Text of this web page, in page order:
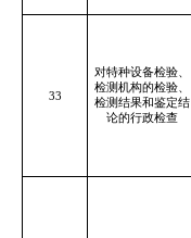
33
对特种设备检验、
检测机构的检验、
检测结果和鉴定结
论的行政检查